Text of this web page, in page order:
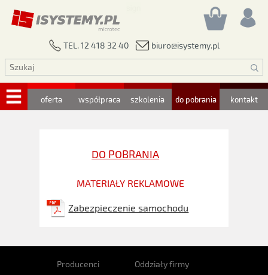
TEL. 12 418 32 40 biuro@isystemy.pl
oferta współpraca szkolenia do pobrania kontakt
DO POBRANIA
MATERIAŁY REKLAMOWE
Zabezpieczenie samochodu
Producenci Oddziały firmy